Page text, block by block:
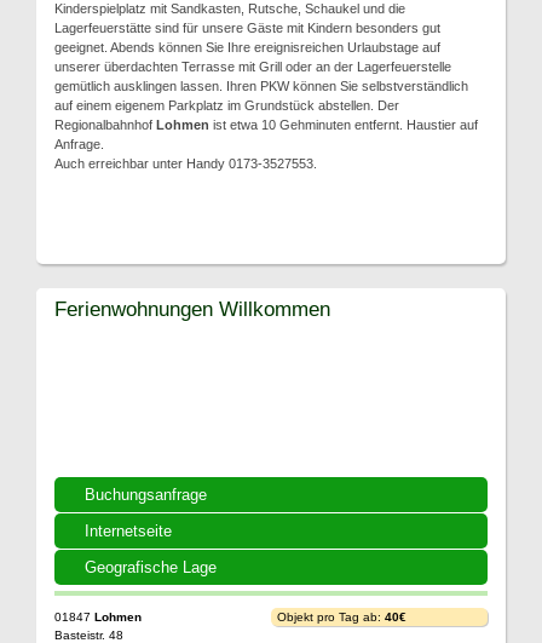
Kinderspielplatz mit Sandkasten, Rutsche, Schaukel und die
Lagerfeuerstätte sind für unsere Gäste mit Kindern besonders gut
geeignet. Abends können Sie Ihre ereignisreichen Urlaubstage auf
unserer überdachten Terrasse mit Grill oder an der Lagerfeuerstelle
gemütlich ausklingen lassen. Ihren PKW können Sie selbstverständlich
auf einem eigenem Parkplatz im Grundstück abstellen. Der
Regionalbahnhof Lohmen ist etwa 10 Gehminuten entfernt. Haustier auf
Anfrage.
Auch erreichbar unter Handy 0173-3527553.
Buchungsanfrage
Internetseite
Geografische Lage
Ferienwohnungen Willkommen
01847 Lohmen
Basteistr. 48
Objekt pro Tag ab: 40€